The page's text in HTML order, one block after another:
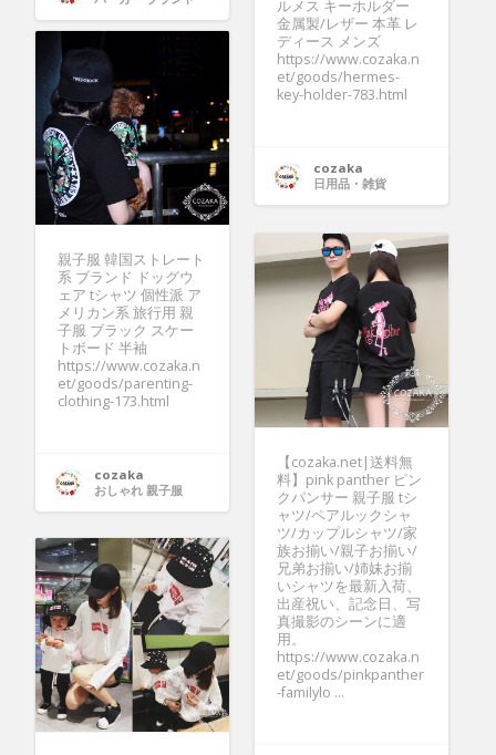
ルメス キーホルダー
金属製/レザー 本革 レ
ディース メンズ
https://www.cozaka.n
et/goods/hermes-
key-holder-783.html
cozaka
日用品・雑貨
親子服 韓国ストレート
系 ブランド ドッグウ
ェア tシャツ 個性派 ア
メリカン系 旅行用 親
子服 ブラック スケー
トボード 半袖
https://www.cozaka.n
et/goods/parenting-
clothing-173.html
cozaka
おしゃれ 親子服
【cozaka.net|送料無
料】pink panther ピン
クパンサー 親子服 tシ
ャツ/ペアルックシャ
ツ/カップルシャツ/家
族お揃い/親子お揃い/
兄弟お揃い/姉妹お揃
いシャツを最新入荷、
出産祝い、記念日、写
真撮影のシーンに適
用。
https://www.cozaka.n
et/goods/pinkpanther
-familylo ...